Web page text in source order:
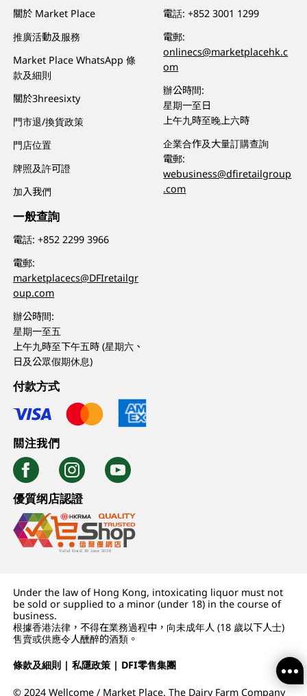
關於 Market Place
推廣活動及服務
Market Place WhatsApp 條
款及細則
關於3hreesixty
門市退/換貨政策
門店位置
牌照及許可證
加入我們
一般查詢
電話:+852 2299 3966
電郵:
marketplacecs@DFIretailgr
oup.com
辦公時間:
星期一至五
上午九時至下午五時 (星期六、
日及公眾假期休息)
電話:+852 3001 1299
電郵:
onlinecs@marketplacehk.c
om
辦公時間:
星期一至日
上午九時至晚上六時
企業合作及大量訂購查詢
電郵:
webusiness@dfiretailgroup
.com
付款方式
關注我們
優質纲店認證
Under the law of Hong Kong, intoxicating liquor must not
be sold or supplied to a minor (under 18) in the course of
business.
根據香港法律，不得在業務過程中，向未成年人 (18 歲以下人士)
售賣或供應令人醺醉的酒類。
條款及細則 |私隱政策 | DFI零售集團
© 2024 Wellcome / Market Place. The Dairy Farm Company